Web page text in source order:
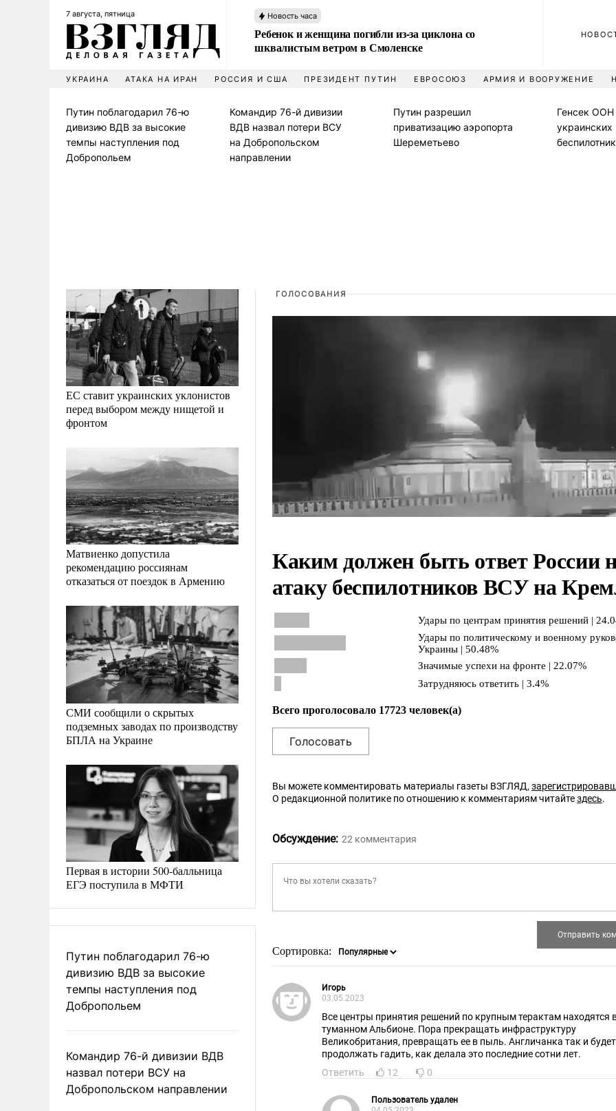
7 августа, пятница Новость часа
Ребенок и женщина погибли из-за циклона со
шквалистым ветром в Смоленске
УКРАИНА АТАКА НА ИРАН РОССИЯ И США ПРЕЗИДЕНТ ПУТИН ЕВРОСОЮЗ АРМИЯ И ВООРУЖЕНИЕ
Путин поблагодарил 76-ю
дивизию ВДВ за высокие
темпы наступления под
Добропольем
Командир 76-й дивизии
ВДВ назвал потери ВСУ
на Добропольском
направлении
Путин разрешил
приватизацию аэропорта
Шереметьево
Генсек ООН
украинских
ЕС ставит украинских уклонистов
перед выбором между нищетой и
фронтом
Матвиенко допустила
рекомендацию россиянам
отказаться от поездок в Армению
СМИ сообщили о скрытых
подземных заводах по производству
БПЛА на Украине
Первая в истории 500-балльница
ЕГЭ поступила в МФТИ
Путин поблагодарил 76-ю
дивизию ВДВ за высокие
темпы наступления под
Добропольем
Командир 76-й дивизии ВДВ
назвал потери ВСУ на
Добропольском направлении
ГОЛОСОВАНИЯ
Каким должен быть ответ России
атаку беспилотников ВСУ на
Удары по центрам принятия решений |
Удары по политическому и военному
Украины | 50.48%
Значимые успехи на фронте | 22.07%
Затрудняюсь ответить | 3.4%
Всего проголосовало 17723 человек(а)
Вы можете комментировать материалы газеты ВЗГЛЯД,
О редакционной политике по отношению к комментариям читайтездесь.
Обсуждение: 22 комментария
Сортировка:
Игорь
03.05.2023
Все центры принятия решений по крупным терактам находятся
туманном Альбионе. Пора прекращать инфраструктуру
Великобритания, превращать ее в пыль. Англичанка так и будет
продолжать гадить, как делала это последние сотни лет.
Ответить
12 0
Пользователь удален